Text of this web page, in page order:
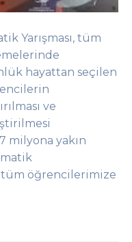
Yarışması, tüm
hayattan seçilen
ve
milyona yakın
tüm öğrencilerimize